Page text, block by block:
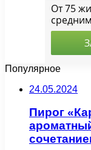
Популярное
24.05.2024
Пирог